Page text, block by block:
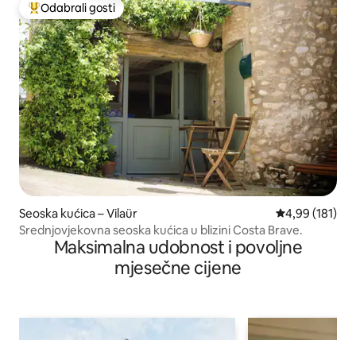
Među najviše rangiranima s oznakom „Odabrali gosti”
Odabrali gosti
Seoska kućica – Vilaür Prosječna
4,99 (181)
Srednjovjekovna seoska kućica u blizini Costa Brave.
Maksimalna udobnost i povoljne
mjesečne cijene